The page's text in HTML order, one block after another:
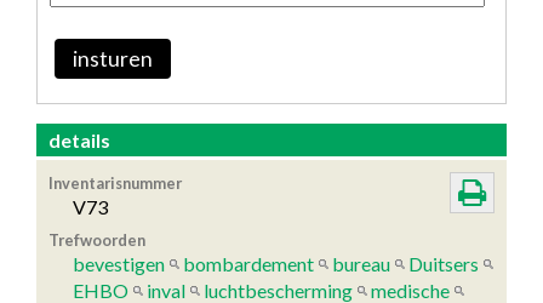
insturen
details
Inventarisnummer
V73
Trefwoorden
bevestigen bombardement bureau
Duitsers
EHBO
inval luchtbescherming
medische